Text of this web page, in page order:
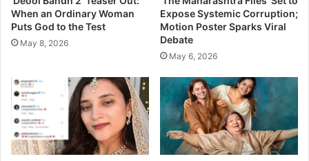
When an Ordinary Woman
Puts God to the Test
May 8, 2026
Expose Systemic Corruption;
Motion Poster Sparks Viral
Debate
May 6, 2026